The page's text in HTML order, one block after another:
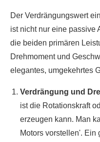
Der Verdrängungswert
ist nicht nur eine passive
die beiden primären
Drehmoment und
elegantes, umgekehrtes
Verdrängung und
ist die Rotationskraft
erzeugen kann. Man
Motors vorstellen'. Ein